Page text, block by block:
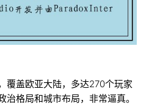
覆盖欧亚大陆，多达270个玩家
治格局和城市布局，非常逼真。